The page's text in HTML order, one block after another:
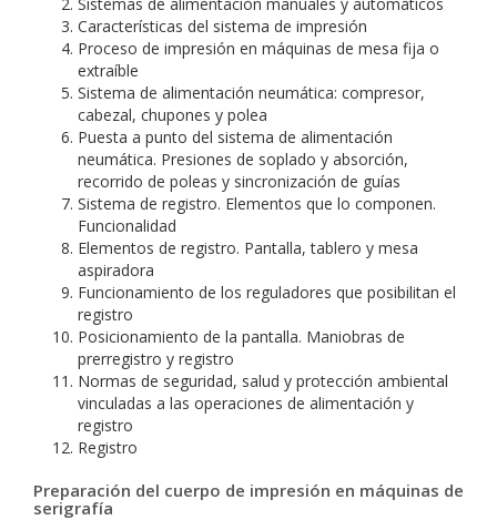
Características del sistema de impresión
Proceso de impresión en máquinas de mesa fija o
extraíble
Sistema de alimentación neumática: compresor,
cabezal, chupones y polea
Puesta a punto del sistema de alimentación
neumática. Presiones de soplado y absorción,
recorrido de poleas y sincronización de guías
Sistema de registro. Elementos que lo componen.
Funcionalidad
Elementos de registro. Pantalla, tablero y mesa
aspiradora
Funcionamiento de los reguladores que posibilitan el
registro
Posicionamiento de la pantalla. Maniobras de
prerregistro y registro
Normas de seguridad, salud y protección ambiental
vinculadas a las operaciones de alimentación y
registro
Registro
Preparación del cuerpo de impresión en máquinas de
serigrafía